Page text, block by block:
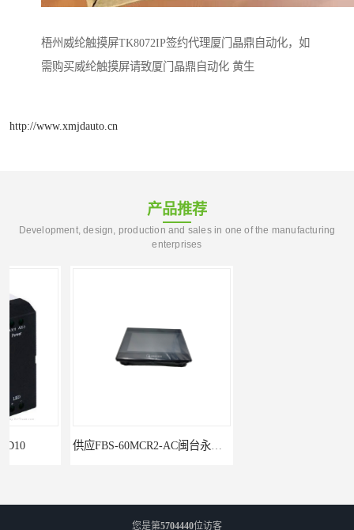
梧州威纶触摸屏TK8072IP签约代理厦门晶鼎自动化，如
需购买威纶触摸屏请致厦门晶鼎自动化 黄生
http://www.xmjdauto.cn
产品推荐
Development, design, production and sales in one of the manufacturing
enterprises
供应FBS-60MCR2-AC闽台永宏FATEKPLC
您是第5704440位访客